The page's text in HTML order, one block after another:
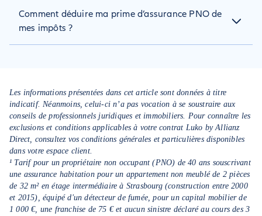
pour tous les copropriétaires, qu’ils occupent leur logement
ou non. Entre nouvelles obligations légales, assurance
imposée et encadrement de la location, on fait le point sur
l’essentiel à retenir.
locataire peut être responsable : incendie, dégât des eaux,
explosion. Ces dommages peuvent affecter le logement loué
Comment déduire ma prime d’assurance PNO de
mes impôts ?
d’emprunt.
Les informations présentées dans cet article sont données à titre
indicatif. Néanmoins, celui-ci n’a pas vocation à se soustraire aux
conseils de professionnels juridiques et immobiliers. Pour connaître les
exclusions et conditions applicables à votre contrat Luko by Allianz
Direct, consultez vos conditions générales et particulières disponibles
dans votre espace client.
¹ Tarif pour un propriétaire non occupant (PNO) de 40 ans souscrivant
une assurance habitation pour un appartement non meublé de 2 pièces
de 32 m² en étage intermédiaire à Strasbourg (construction entre 2000
et 2015), équipé d'un détecteur de fumée, pour un capital mobilier de
1 000 €, une franchise de 75 € et aucun sinistre déclaré au cours des 3